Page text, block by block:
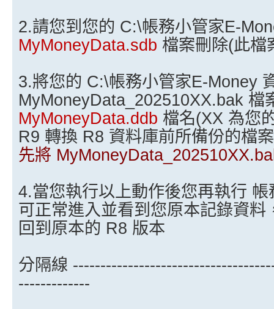
2.請您到您的 C:\帳務小管家E-
MyMoneyData.sdb 檔案刪除(此檔
3.將您的 C:\帳務小管家E-Money
MyMoneyData_202510XX.bak 檔
MyMoneyData.ddb 檔名(XX 為您
R9 轉換 R8 資料庫前所備份的檔
先將
4.當您執行以上動作後您再執行
可正常進入並看到您原本記錄資料
回到原本的 R8 版本
分隔線
-------------